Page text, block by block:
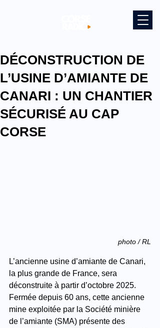
DÉCONSTRUCTION DE
L’USINE D’AMIANTE DE
CANARI : UN CHANTIER
SÉCURISÉ AU CAP
CORSE
photo / RL
L’ancienne usine d’amiante de Canari,
la plus grande de France, sera
déconstruite à partir d’octobre 2025.
Fermée depuis 60 ans, cette ancienne
mine exploitée par la Société minière
de l’amiante (SMA) présente des